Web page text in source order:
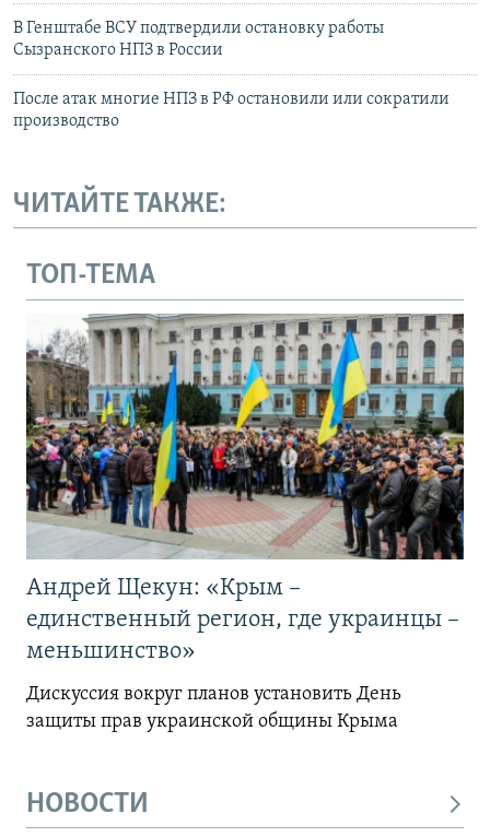
В Генштабе ВСУ подтвердили остановку работы
Сызранского НПЗ в России
После атак многие НПЗ в РФ остановили или сократили
производство
ЧИТАЙТЕ ТАКЖЕ:
ТОП-ТЕМА
Андрей Щекун: «Крым –
единственный регион, где украинцы –
меньшинство»
Дискуссия вокруг планов установить День
защиты прав украинской общины Крыма
НОВОСТИ